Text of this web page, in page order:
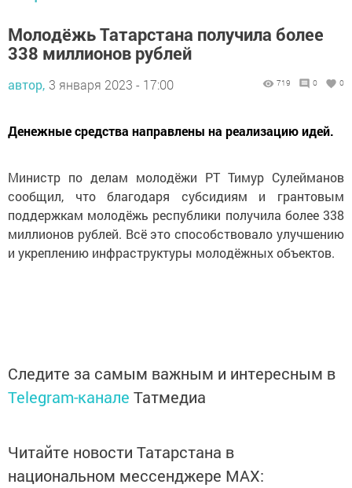
Молодёжь Татарстана получила более
338 миллионов рублей
автор, 3 января 2023 - 17:00 719 0 0
Денежные средства направлены на реализацию идей.
Министр по делам молодёжи РТ Тимур Сулейманов
сообщил, что благодаря субсидиям и грантовым
поддержкам молодёжь республики получила более 338
миллионов рублей. Всё это способствовало улучшению
и укреплению инфраструктуры молодёжных объектов.
Следите за самым важным и интересным в
Telegram-канале Татмедиа
Читайте новости Татарстана в
национальном мессенджере MАХ: